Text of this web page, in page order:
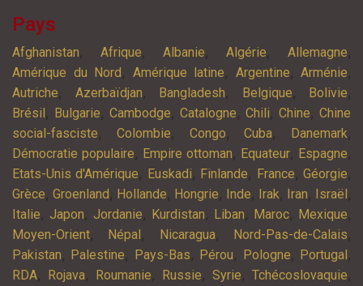
Pays
Afghanistan, Afrique, Albanie, Algérie, Allemagne,
Amérique du Nord , Amérique latine, Argentine, Arménie,
Autriche, Azerbaïdjan, Bangladesh, Belgique, Bolivie,
Brésil , Bulgarie, Cambodge, Catalogne, Chili, Chine, Chine
social-fasciste, Colombie, Congo,Cuba, Danemark,
Démocratie populaire, Empire ottoman, Equateur, Espagne,
Etats-Unis d'Amérique, Euskadi, Finlande, France,Géorgie,
Grèce, Groenland , Hollande, Hongrie, Inde, Irak, Iran, Israël ,
Italie, Japon, Jordanie, Kurdistan, Liban, Maroc, Mexique,
Moyen-Orient, Népal , Nicaragua, Nord-Pas-de-Calais,
Pakistan, Palestine, Pays-Bas, Pérou, Pologne, Portugal ,
RDA, Rojava, Roumanie, Russie, Syrie, Tchécoslovaquie,